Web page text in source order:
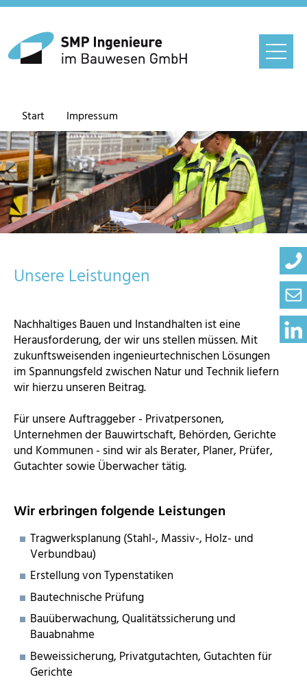
Start Impressum
Unsere Leistungen
Nachhaltiges Bauen und Instandhalten ist eine
Herausforderung, der wir uns stellen müssen. Mit
zukunftsweisenden ingenieurtechnischen Lösungen
im Spannungsfeld zwischen Natur und Technik liefern
wir hierzu unseren Beitrag.
Für unsere Auftraggeber - Privatpersonen,
Unternehmen der Bauwirtschaft, Behörden, Gerichte
und Kommunen - sind wir als Berater, Planer, Prüfer,
Gutachter sowie Überwacher tätig.
Wir erbringen folgende Leistungen
Tragwerksplanung (Stahl-, Massiv-, Holz- und
Verbundbau)
Erstellung von Typenstatiken
Bautechnische Prüfung
Bauüberwachung, Qualitätssicherung und
Bauabnahme
Beweissicherung, Privatgutachten, Gutachten für
Gerichte